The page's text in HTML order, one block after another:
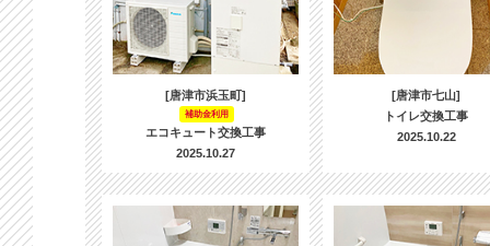
[唐津市浜玉町]
補助金利用
エコキュート交換工事
2025.10.27
[唐津市七山]
トイレ交換工事
2025.10.22